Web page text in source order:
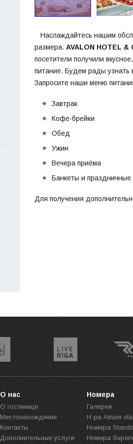
Наслаждайтесь нашим
размера.AVALON HOTEL
посетители получили
питание. Будем рады узнать
Запросите наши меню
Завтрак
Кофе-брейки
Обед
Ужин
Вечера приёма
Банкеты и
Для получения
О нас
О гостинице
Местонахождение
Контакты
Дополнительные услуги
Номера
Галерея
Н-ра Atrium
Номера
Номера